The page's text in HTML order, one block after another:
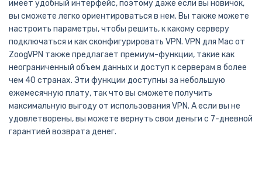
имеет удобный интерфейс, поэтому даже если вы новичок,
вы сможете легко ориентироваться в нем. Вы также можете
настроить параметры, чтобы решить, к какому серверу
подключаться и как сконфигурировать VPN. VPN для Mac от
ZoogVPN также предлагает премиум-функции, такие как
неограниченный объем данных и доступ к серверам в более
чем 40 странах. Эти функции доступны за небольшую
ежемесячную плату, так что вы сможете получить
максимальную выгоду от использования VPN. А если вы не
удовлетворены, вы можете вернуть свои деньги с 7-дневной
гарантией возврата денег.